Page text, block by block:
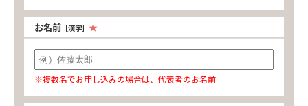
お名前 ［漢字］
※複数名でお申し込みの場合は、代表者のお名前